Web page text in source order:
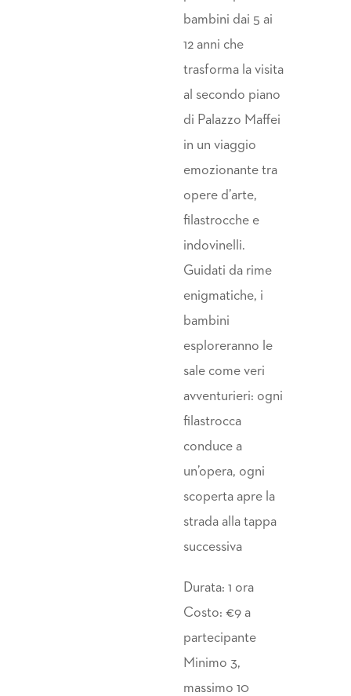
bambini dai 5 ai
12 anni che
trasforma la visita
al secondo piano
di Palazzo Maffei
in un viaggio
emozionante tra
opere d’arte,
filastrocche e
indovinelli.
Guidati da rime
enigmatiche, i
bambini
esploreranno le
sale come veri
avventurieri: ogni
filastrocca
conduce a
un’opera, ogni
scoperta apre la
strada alla tappa
successiva
Durata: 1 ora
Costo: €9 a
partecipante
Minimo 3,
massimo 10